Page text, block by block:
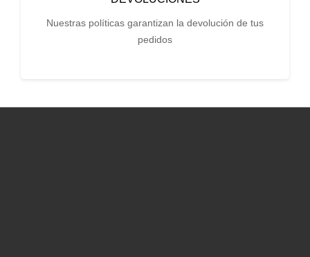
Nuestras políticas garantizan la devolución de tus
pedidos